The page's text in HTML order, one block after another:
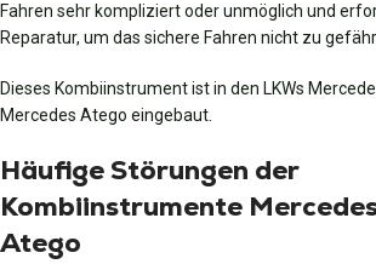
Fahren sehr kompliziert oder unmöglich und
Reparatur, um das sichere Fahren nicht zu
Dieses Kombiinstrument ist in den LKWs
Mercedes Atego eingebaut.
Häufige Störungen der
Kombiinstrumente
Atego